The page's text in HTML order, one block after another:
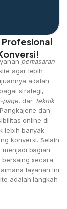
Profesional
pemasaran
agar lebih
adalah
strategi,
page, dan teknik
dan
online di
lebih banyak
konversi. Selain
bagian
bersaing secara
layanan ini
adalah langkah